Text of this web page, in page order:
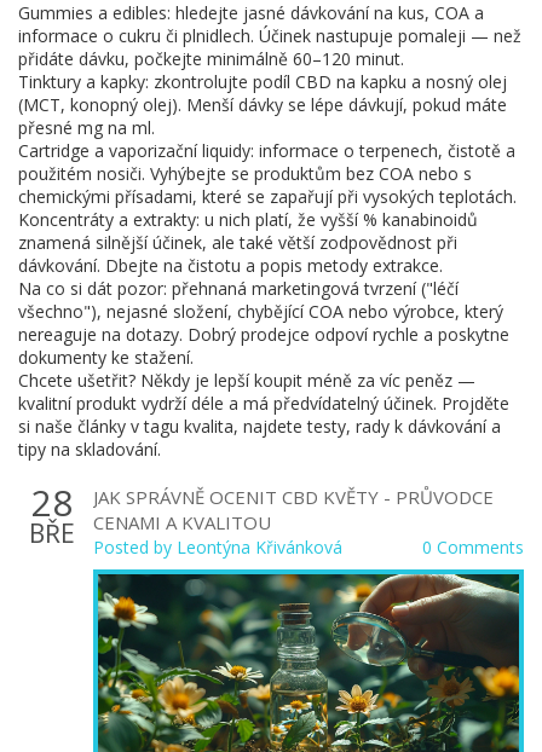
Gummies a edibles: hledejte jasné dávkování na kus, COA a
informace o cukru či plnidlech. Účinek nastupuje pomaleji — než
přidáte dávku, počkejte minimálně 60–120 minut.
Tinktury a kapky: zkontrolujte podíl CBD na kapku a nosný olej
(MCT, konopný olej). Menší dávky se lépe dávkují, pokud máte
přesné mg na ml.
Cartridge a vaporizační liquidy: informace o terpenech, čistotě a
použitém nosiči. Vyhýbejte se produktům bez COA nebo s
chemickými přísadami, které se zapařují při vysokých teplotách.
Koncentráty a extrakty: u nich platí, že vyšší % kanabinoidů
znamená silnější účinek, ale také větší zodpovědnost při
dávkování. Dbejte na čistotu a popis metody extrakce.
Na co si dát pozor: přehnaná marketingová tvrzení ("léčí
všechno"), nejasné složení, chybějící COA nebo výrobce, který
nereaguje na dotazy. Dobrý prodejce odpoví rychle a poskytne
dokumenty ke stažení.
Chcete ušetřit? Někdy je lepší koupit méně za víc peněz —
kvalitní produkt vydrží déle a má předvídatelný účinek. Projděte
si naše články v tagu kvalita, najdete testy, rady k dávkování a
tipy na skladování.
28
BŘE
JAK SPRÁVNĚ OCENIT CBD KVĚTY - PRŮVODCE
CENAMI A KVALITOU
Posted by Leontýna Křivánková 0 Comments